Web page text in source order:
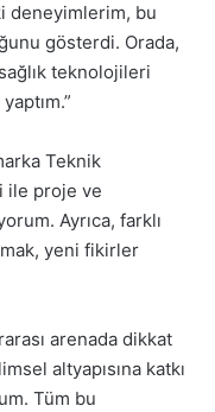
deneyimlerim, bu
gösterdi. Orada,
teknolojileri
Teknik
ile proje ve
Ayrıca, farklı
yeni fikirler
arenada dikkat
altyapısına katkı
Tüm bu